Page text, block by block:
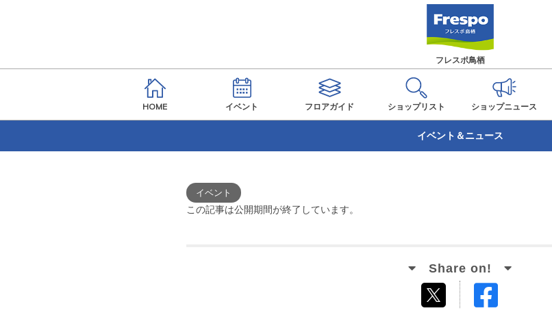
フレスポ鳥栖
HOME イベント フロアガイド ショップリスト ショップニュース
イベント＆ニュース
イベント
この記事は公開期間が終了しています。